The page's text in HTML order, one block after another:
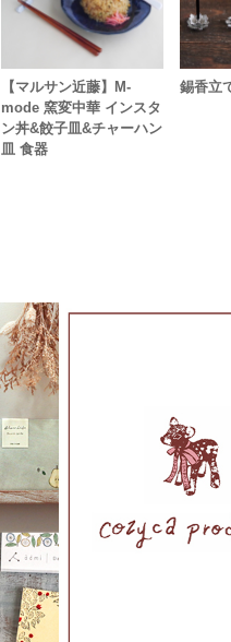
【マルサン近藤】M-
mode 窯変中華 インスタ
ン丼&餃子皿&チャーハン
皿 食器
錫香立